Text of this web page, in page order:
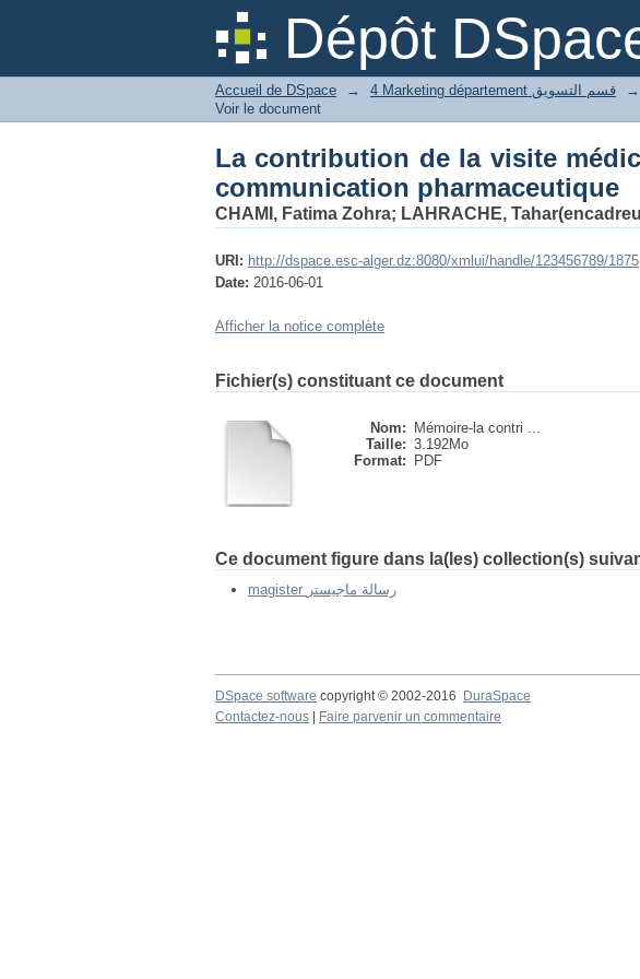
Dépôt
La contribution de la visite
pharmaceutique
Accueil de DSpace → 4 Marketing département قسم التسويق →
Voir le document
La contribution de la visite
communication pharmaceutique
CHAMI, Fatima Zohra; LAHRACHE,
URI: http://dspace.esc-alger.dz:8080/xmlui/handle/123456789/1875
Date: 2016-06-01
Afficher la notice complète
Fichier(s) constituant ce document
Nom:
Mémoire-la contri ...
Taille: 3.192Mo
Format:
PDF
Ce document figure dans la(les) collection(s)
magister رسالة ماجيستر
DSpace software copyright © 2002-2016 DuraSpace
Contactez-nous
Faire parvenir un commentaire